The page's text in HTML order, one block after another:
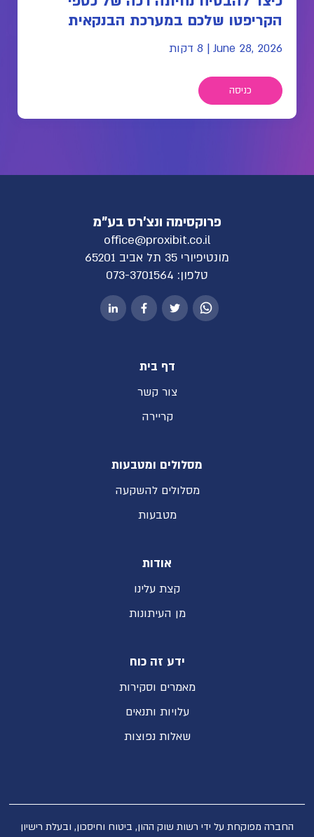
הקריפטו שלכם במערכת הבנקאית
June 28, 2026
| 8 דקות
כניסה
פרוקסימה ונצ'רס בע"מ
office@proxibit.co.il
מונטיפיורי 35 תל אביב 65201
טלפון: 073-3701564
דף בית
צור קשר
קריירה
מסלולים ומטבעות
מסלולים להשקעה
מטבעות
אודות
קצת עלינו
מן העיתונות
ידע זה כוח
מאמרים וסקירות
עלויות ותנאים
שאלות נפוצות
החברה מפוקחת על ידי רשות שוק ההון, ביטוח וחיסכון, ובעלת רישיון